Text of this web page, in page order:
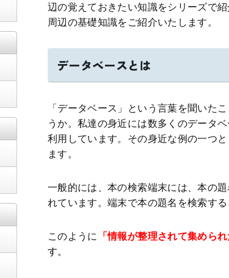
辺の覚えておきたい知識をシリーズで
周辺の基礎知識をご紹介いたします。
データベースとは
「データベース」という言葉を聞いた
うか。私達の身近には数多くのデータ
利用しています。その身近な例の一つ
ます。
一般的には、本の検索端末には、本の
れています。端末で本の題名を検索す
このように 「情報が整理されて集められ
す。